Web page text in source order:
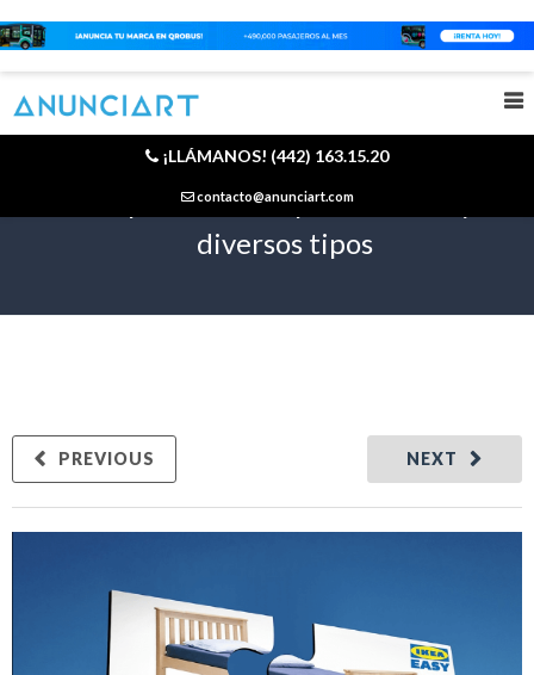
Los espectaculares publicitarios y sus
diversos tipos
NEXT
PREVIOUS
¡LLÁMANOS! (442) 163.15.20
contacto@anunciart.com